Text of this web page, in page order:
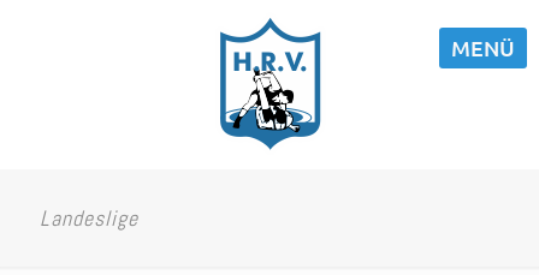
MENÜ
Landeslige